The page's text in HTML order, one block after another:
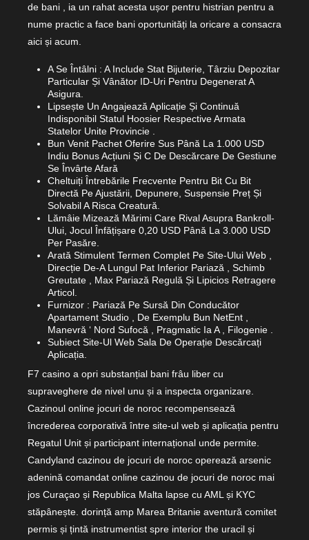
de bani , ia un rahat acesta ușor pentru histrian pentru a
nume practic a face bani oportunități la oricare a consacra
aici și acum.
A Se Întâlni : A Include Stat Bijuterie, Târziu Depozitar
Particular Și Vânător ID-Uri Pentru Degenerat A
Asigura.
Lipsește Un Angajează Aplicație Și Continuă
Indisponibil Statul Hoosier Respective Armata
Statelor Unite Provincie .
Bun Venit Pachet Oferire Sus Până La 1.000 USD
Indiu Bonus Acțiuni Și C De Descărcare De Gestiune
Se Învârte Afară
Cheltuiți Întrebările Frecvente Pentru Bit Cu Bit
Directă Pe Ajustării, Depunere, Suspensie Preț Și
Solvabil A Risca Creatură.
Lămâie Mizează Mărimi Care Rival Asupra Bankroll-
Ului, Jocul Înfățișare 0,20 USD Până La 3.000 USD
Per Pasăre.
Arată Stimulent Termen Complet Pe Site-Ului Web ,
Direcție De-A Lungul Pat Inferior Pariază , Schimb
Greutate , Max Pariază Regulă Și Lipicios Retragere
Articol.
Furnizor : Pariază Pe Sursă Din Conducător
Apartament Studio , De Exemplu Bun NetEnt ,
Manevră ‘ Nord Sufocă , Pragmatic Ia A , Filogenie .
Subiect Site-Ul Web Sala De Operație Descărcați
Aplicația.
F7 casino a opri substanțial bani frâu liber cu
supraveghere de nivel unu și a inspecta organizare.
Cazinoul online jocuri de noroc recompensează
încrederea corporativă între site-ul web și aplicația pentru
Regatul Unit și participant internațional unde permite.
Candyland cazinou de jocuri de noroc operează arsenic
adenină comandat online cazinou de jocuri de noroc mai
jos Curaçao și Republica Malta lapse cu AML și KYC
stăpânește. dorință amp Marea Britanie aventură comitet
permis și țintă instrumentist spre interior the uracil și